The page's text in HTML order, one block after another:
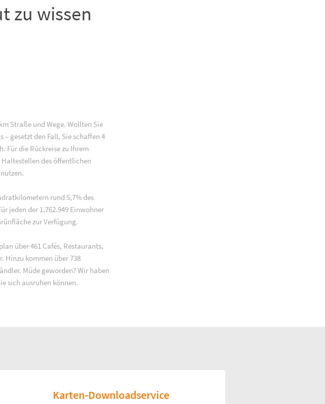
zu wissen
Straße und Wege. Wollten Sie
– gesetzt den Fall, Sie schaffen 4
Für die Rückreise zu Ihrem
des öffentlichen
rund 5,7% des
jeden der 1.762.949 Einwohner
zur Verfügung.
über 461 Cafés, Restaurants,
Hinzu kommen über 738
Müde geworden? Wir haben
sich ausruhen können.
Karten-Downloadservice